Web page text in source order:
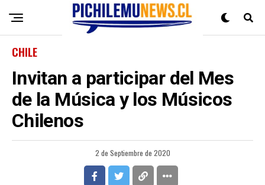
CHILE
Invitan a participar del Mes
de la Música y los Músicos
Chilenos
2 de Septiembre de 2020